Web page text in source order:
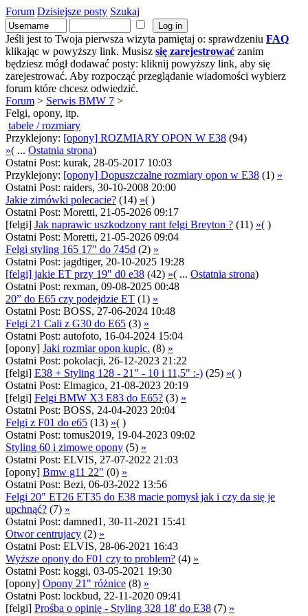
Forum Dzisiejsze posty Szukaj
Jeśli jest to Twoja pierwsza wizyta pamiętaj o: sprawdzeniu FAQ
klikając w powyższy link. Musisz się zarejestrować zanim
będziesz mógł dodawać posty: kliknij powyższy link, aby się
zarejestrować. Aby rozpocząć przeglądanie wiadomości wybierz
forum które chcesz odwiedzić.
Forum > Serwis BMW 7 >
Felgi, opony, itp.
tabele / rozmiary
Przyklejony: [opony] ROZMIARY OPON W E38 (94)
»( ... Ostatnia strona)
Ostatni Post: kurak, 28-05-2017 10:03
Przyklejony: [opony] Dopuszczalne rozmiary opon w E38 (1) »
Ostatni Post: raiders, 30-10-2008 20:00
Jakie zimówki polecacie? (14) »( )
Ostatni Post: Moretti, 21-05-2026 09:17
[felgi] Jak naprawic uszkodzony rant felgi Breyton ? (11) »( )
Ostatni Post: Moretti, 21-05-2026 09:04
Felgi styling 165 17" do 745d (2) »
Ostatni Post: jagdtiger, 20-10-2025 19:28
[felgi] jakie ET przy 19" d0 e38 (42) »( ... Ostatnia strona)
Ostatni Post: rexman, 09-08-2025 00:48
20” do E65 czy podejdzie ET (1) »
Ostatni Post: BOSS, 27-06-2024 10:48
Felgi 21 Cali z G30 do E65 (3) »
Ostatni Post: autofoto, 16-04-2024 15:04
[opony] Jaki rozmiar opon kupic. (8) »
Ostatni Post: pokolacji, 26-12-2023 21:22
[felgi] E38 + Styling 128 - 21" - 10 i 11,5" :-) (25) »( )
Ostatni Post: Elmagico, 21-08-2023 20:19
[felgi] Felgi BMW X3 E83 do E65? (3) »
Ostatni Post: BOSS, 24-04-2023 20:04
Felgi z F01 do e65 (13) »( )
Ostatni Post: tomus2019, 19-04-2023 09:02
Styling 60 i zimowe opony (5) »
Ostatni Post: ELVIS, 27-07-2022 21:03
[opony] Bmw g11 22" (0) »
Ostatni Post: Bezi, 06-03-2022 13:56
Felgi 20" ET26 ET35 do E38 macie pomysł jak i czy da się je
upchnąć? (7) »
Ostatni Post: damned1, 30-11-2021 15:41
Otwor centrujacy (2) »
Ostatni Post: ELVIS, 28-06-2021 16:43
Wyższe opony do F01 czy to problem? (4) »
Ostatni Post: koggi, 03-05-2021 19:30
[opony] Opony 21" różnice (8) »
Ostatni Post: lockbud, 22-11-2020 09:41
[felgi] Prośba o opinię - Styling 328 18' do E38 (7) »